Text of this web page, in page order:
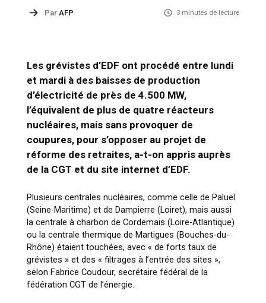
Par AFP 3 minutes de lecture
Les grévistes d’EDF ont procédé entre lundi
et mardi à des baisses de production
d’électricité de près de 4.500 MW,
l’équivalent de plus de quatre réacteurs
nucléaires, mais sans provoquer de
coupures, pour s’opposer au projet de
réforme des retraites, a-t-on appris auprès
de la CGT et du site internet d’EDF.
Plusieurs centrales nucléaires, comme celle de Paluel
(Seine-Maritime) et de Dampierre (Loiret), mais aussi
la centrale à charbon de Cordemais (Loire-Atlantique)
ou la centrale thermique de Martigues (Bouches-du-
Rhône) étaient touchées, avec « de forts taux de
grévistes » et des « filtrages à l’entrée des sites »,
selon Fabrice Coudour, secrétaire fédéral de la
fédération CGT de l’énergie.